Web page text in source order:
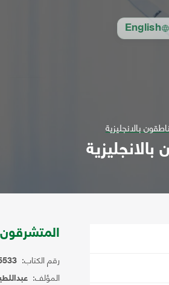
English
بالانجليزية
المتشرقون
رقم الكتاب:
المؤلف: